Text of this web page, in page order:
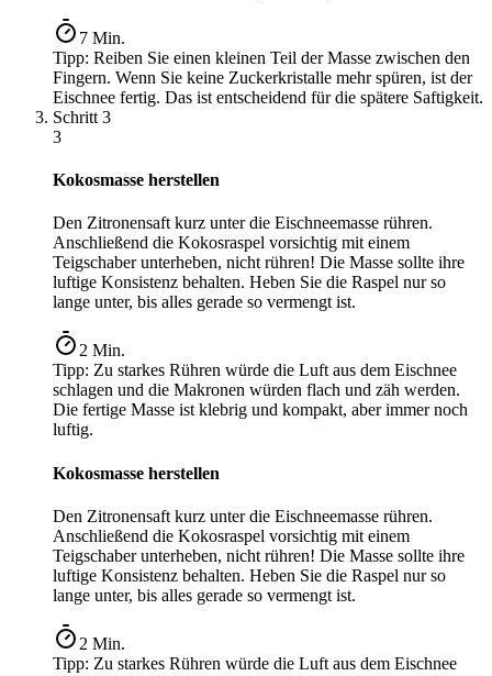
7 Min.
Tipp: Reiben Sie einen kleinen Teil der Masse zwischen den
Fingern. Wenn Sie keine Zuckerkristalle mehr spüren, ist der
Eischnee fertig. Das ist entscheidend für die spätere Saftigkeit.
Schritt 3
3
Kokosmasse herstellen
Den Zitronensaft kurz unter die Eischneemasse rühren.
Anschließend die Kokosraspel vorsichtig mit einem
Teigschaber unterheben, nicht rühren! Die Masse sollte ihre
luftige Konsistenz behalten. Heben Sie die Raspel nur so
lange unter, bis alles gerade so vermengt ist.
2 Min.
Tipp: Zu starkes Rühren würde die Luft aus dem Eischnee
schlagen und die Makronen würden flach und zäh werden.
Die fertige Masse ist klebrig und kompakt, aber immer noch
luftig.
Kokosmasse herstellen
Den Zitronensaft kurz unter die Eischneemasse rühren.
Anschließend die Kokosraspel vorsichtig mit einem
Teigschaber unterheben, nicht rühren! Die Masse sollte ihre
luftige Konsistenz behalten. Heben Sie die Raspel nur so
lange unter, bis alles gerade so vermengt ist.
2 Min.
Tipp: Zu starkes Rühren würde die Luft aus dem Eischnee